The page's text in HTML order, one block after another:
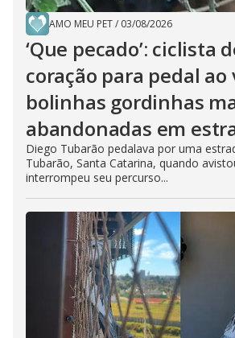
AMO MEU PET/ 03/08/2026
‘Que pecado’: ciclista
coração para pedal ao
bolinhas gordinhas
abandonadas em
Diego Tubarão pedalava por uma
Tubarão, Santa Catarina, quando
interrompeu seu percurso...